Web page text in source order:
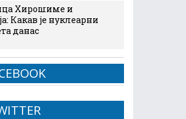
Хирошиме и
Какав је нуклеарни
данас